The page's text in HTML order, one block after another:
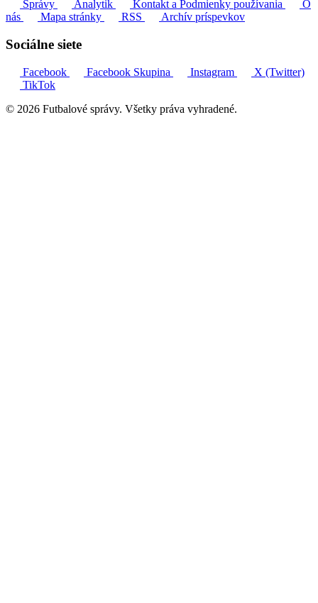
Správy Analytik Kontakt a Podmienky používania
O
nás
Mapa stránky RSS Archív príspevkov
Sociálne siete
Facebook Facebook Skupina Instagram
X (Twitter)
TikTok
© 2026 Futbalové správy. Všetky práva vyhradené.